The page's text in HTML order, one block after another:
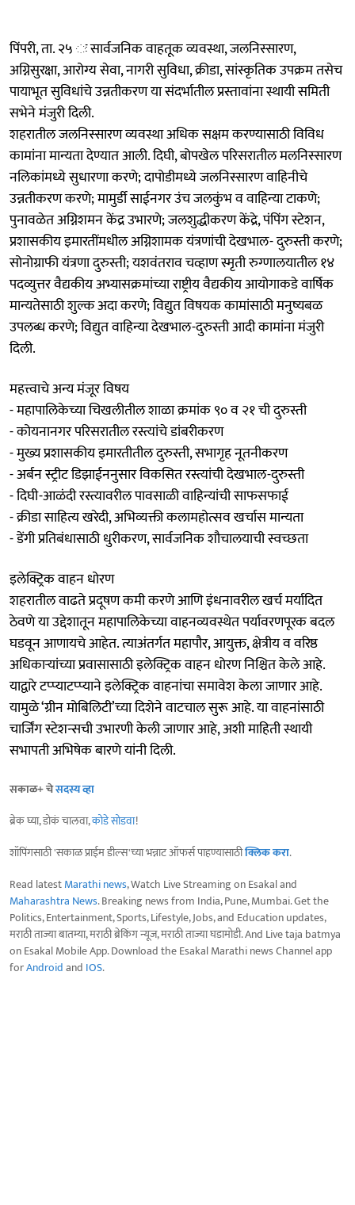
पिंपरी, ता. २५ ः सार्वजनिक वाहतूक व्यवस्था, जलनिस्सारण,
अग्निसुरक्षा, आरोग्य सेवा, नागरी सुविधा, क्रीडा, सांस्कृतिक उपक्रम तसेच
पायाभूत सुविधांचे उन्नतीकरण या संदर्भातील प्रस्तावांना स्थायी समिती
सभेने मंजुरी दिली.
शहरातील जलनिस्सारण व्यवस्था अधिक सक्षम करण्यासाठी विविध
कामांना मान्यता देण्यात आली. दिघी, बोपखेल परिसरातील मलनिस्सारण
नलिकांमध्ये सुधारणा करणे; दापोडीमध्ये जलनिस्सारण वाहिनीचे
उन्नतीकरण करणे; मामुर्डी साईनगर उंच जलकुंभ व वाहिन्या टाकणे;
पुनावळेत अग्निशमन केंद्र उभारणे; जलशुद्धीकरण केंद्रे, पंपिंग स्टेशन,
प्रशासकीय इमारतींमधील अग्निशामक यंत्रणांची देखभाल- दुरुस्ती करणे;
सोनोग्राफी यंत्रणा दुरुस्ती; यशवंतराव चव्हाण स्मृती रुग्णालयातील १४
पदव्युत्तर वैद्यकीय अभ्यासक्रमांच्या राष्ट्रीय वैद्यकीय आयोगाकडे वार्षिक
मान्यतेसाठी शुल्क अदा करणे; विद्युत विषयक कामांसाठी मनुष्यबळ
उपलब्ध करणे; विद्युत वाहिन्या देखभाल-दुरुस्ती आदी कामांना मंजुरी
दिली.
महत्त्वाचे अन्य मंजूर विषय
- महापालिकेच्या चिखलीतील शाळा क्रमांक ९० व २१ ची दुरुस्ती
- कोयनानगर परिसरातील रस्त्यांचे डांबरीकरण
- मुख्य प्रशासकीय इमारतीतील दुरुस्ती, सभागृह नूतनीकरण
- अर्बन स्ट्रीट डिझाईननुसार विकसित रस्त्यांची देखभाल-दुरुस्ती
- दिघी-आळंदी रस्त्यावरील पावसाळी वाहिन्यांची साफसफाई
- क्रीडा साहित्य खरेदी, अभिव्यक्ती कलामहोत्सव खर्चास मान्यता
- डेंगी प्रतिबंधासाठी धुरीकरण, सार्वजनिक शौचालयाची स्वच्छता
इलेक्ट्रिक वाहन धोरण
शहरातील वाढते प्रदूषण कमी करणे आणि इंधनावरील खर्च मर्यादित
ठेवणे या उद्देशातून महापालिकेच्या वाहनव्यवस्थेत पर्यावरणपूरक बदल
घडवून आणायचे आहेत. त्याअंतर्गत महापौर, आयुक्त, क्षेत्रीय व वरिष्ठ
अधिकाऱ्यांच्या प्रवासासाठी इलेक्ट्रिक वाहन धोरण निश्चित केले आहे.
याद्वारे टप्प्याटप्प्याने इलेक्ट्रिक वाहनांचा समावेश केला जाणार आहे.
यामुळे ‘ग्रीन मोबिलिटी’च्या दिशेने वाटचाल सुरू आहे. या वाहनांसाठी
चार्जिंग स्टेशन्सची उभारणी केली जाणार आहे, अशी माहिती स्थायी
सभापती अभिषेक बारणे यांनी दिली.
सकाळ+ चेसदस्य व्हा
ब्रेक घ्या, डोकं चालवा,कोडे सोडवा!
शॉपिंगसाठी 'सकाळ प्राईम डील्स'च्या भन्नाट ऑफर्स पाहण्यासाठीक्लिक करा.
Read latestMarathi news, Watch Live Streaming on Esakal and
Maharashtra News. Breaking news from India, Pune, Mumbai. Get the
Politics, Entertainment, Sports, Lifestyle, Jobs, and Education updates,
मराठी ताज्या बातम्या, मराठी ब्रेकिंग न्यूज, मराठी ताज्या घडामोडी. And Live taja batmya
on Esakal Mobile App. Download the Esakal Marathi news Channel app
forAndroidand IOS.